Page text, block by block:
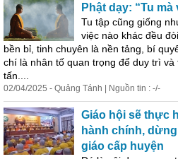
Phật dạy: “Tu
Tu tập cũng giống
việc nào khác đều
bền bỉ, tinh chuyên là nền tảng, bí
chí là nhân tố quan trọng để duy trì
tấn....
02/04/2025 - Quảng Tánh | Nguồn tin : -/-
Giáo hội sẽ thực
hành chính,
giáo cấp huyện